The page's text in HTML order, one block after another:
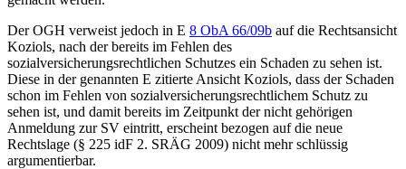
Der OGH verweist jedoch in E 8 ObA 66/09b auf die Rechtsansicht
Koziols, nach der bereits im Fehlen des
sozialversicherungsrechtlichen Schutzes ein Schaden zu sehen ist.
Diese in der genannten E zitierte Ansicht Koziols, dass der Schaden
schon im Fehlen von sozialversicherungsrechtlichem Schutz zu
sehen ist, und damit bereits im Zeitpunkt der nicht gehörigen
Anmeldung zur SV eintritt, erscheint bezogen auf die neue
Rechtslage (§ 225 idF 2. SRÄG 2009) nicht mehr schlüssig
argumentierbar.